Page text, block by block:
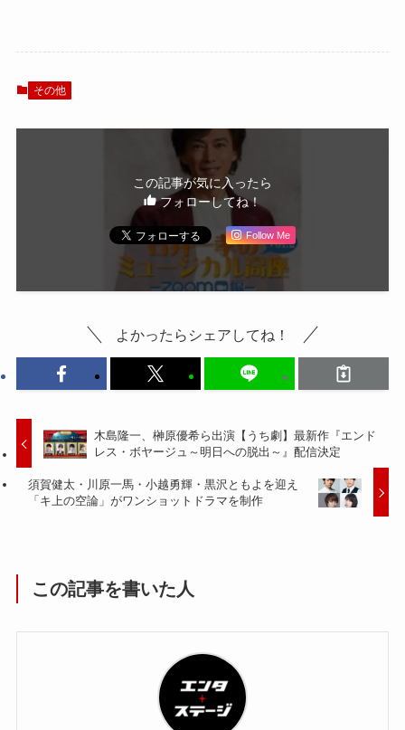
その他
この記事が気に入ったら
フォローしてね！
Follow Me
よかったらシェアしてね！
木島隆一、榊原優希ら出演【うち劇】最新作『エンド
レス・ボヤージュ～明日への脱出～』配信決定
須賀健太・川原一馬・小越勇輝・黒沢ともよを迎え
「キ上の空論」がワンショットドラマを制作
この記事を書いた人